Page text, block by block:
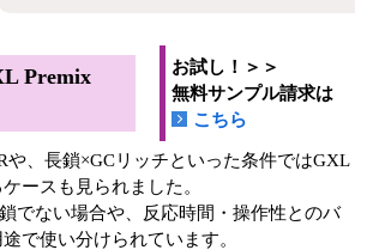
Premix
お試し！＞＞
無料サンプル請求は
こちら
や、長鎖×GCリッチといった条件ではGXL
ースも見られました。
でない場合や、反応時間・操作性とのバ
で使い分けられています。